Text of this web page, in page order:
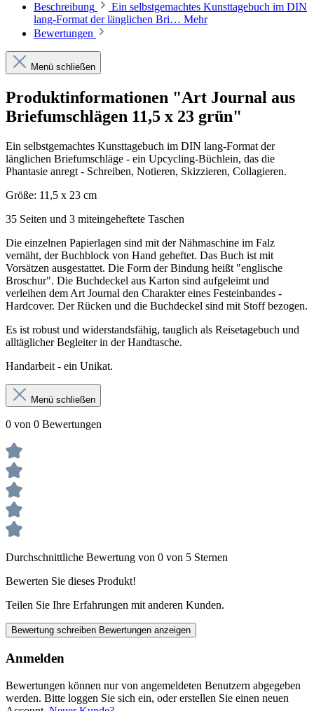
Beschreibung
Ein selbstgemachtes Kunsttagebuch im DIN
lang-Format der länglichen Bri… Mehr
Bewertungen
Menü schließen
Produktinformationen "Art Journal aus
Briefumschlägen 11,5 x 23 grün"
Ein selbstgemachtes Kunsttagebuch im DIN lang-Format der
länglichen Briefumschläge - ein Upcycling-Büchlein, das die
Phantasie anregt - Schreiben, Notieren, Skizzieren, Collagieren.
Größe: 11,5 x 23 cm
35 Seiten und 3 miteingeheftete Taschen
Die einzelnen Papierlagen sind mit der Nähmaschine im Falz
vernäht, der Buchblock von Hand geheftet. Das Buch ist mit
Vorsätzen ausgestattet. Die Form der Bindung heißt "englische
Broschur". Die Buchdeckel aus Karton sind aufgeleimt und
verleihen dem Art Journal den Charakter eines Festeinbandes -
Hardcover. Der Rücken und die Buchdeckel sind mit Stoff bezogen.
Es ist robust und widerstandsfähig, tauglich als Reisetagebuch und
alltäglicher Begleiter in der Handtasche.
Handarbeit - ein Unikat.
Menü schließen
0 von 0 Bewertungen
Durchschnittliche Bewertung von 0 von 5 Sternen
Bewerten Sie dieses Produkt!
Teilen Sie Ihre Erfahrungen mit anderen Kunden.
Bewertung schreiben Bewertungen anzeigen
Anmelden
Bewertungen können nur von angemeldeten Benutzern abgegeben
werden. Bitte loggen Sie sich ein, oder erstellen Sie einen neuen